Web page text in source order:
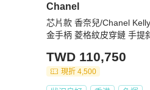
Chanel
芯片款 香奈兒/Chanel
金手柄 菱格紋皮穿鏈 手提
TWD 110,750
現折 4,500